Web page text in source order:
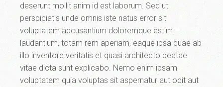
deserunt mollit anim id est laborum. Sed ut
perspiciatis unde omnis iste natus error sit
voluptatem accusantium doloremque estim
laudantium, totam rem aperiam, eaque ipsa quae ab
illo inventore veritatis et quasi architecto beatae
vitae dicta sunt explicabo. Nemo enim ipsam
voluptatem quia voluptas sit aspernatur aut odit aut